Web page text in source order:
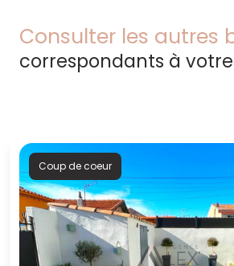
Consulter les autres
correspondants à
Coup de coeur